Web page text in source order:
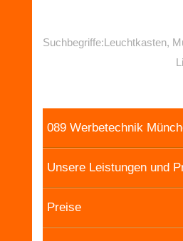
Suchbegriffe:Leuchtkasten,
089 Werbetechnik
Unsere Leistungen und
Preise